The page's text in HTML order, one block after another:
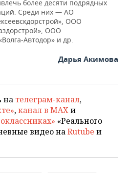
более десяти подрядных
Среди них — АО
ООО
ООО
Автодор» и др.
Дарья Акимова
на телеграм-канал,
,канал в MAXи
«Реального
видео наRutube и